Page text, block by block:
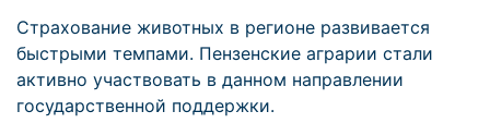
Страхование животных в регионе развивается
быстрыми темпами. Пензенские аграрии стали
активно участвовать в данном направлении
государственной поддержки.